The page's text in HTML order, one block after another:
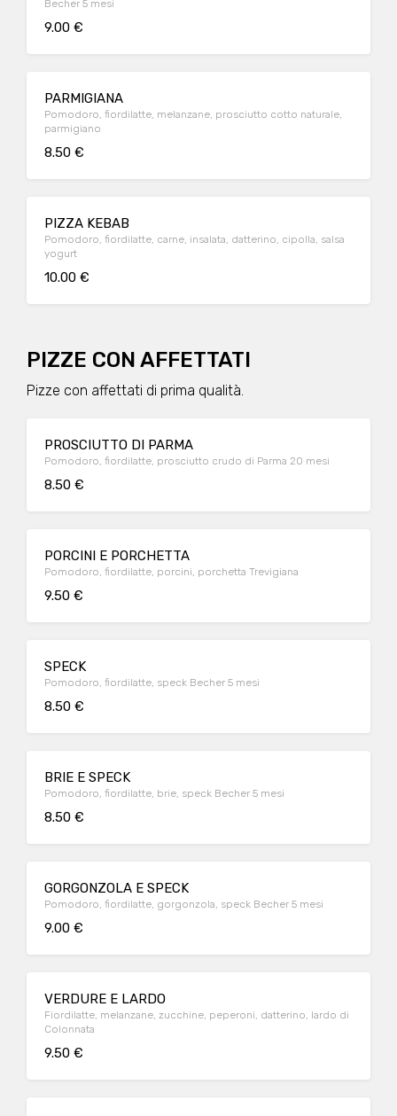
Becher 5 mesi
9.00 €
PARMIGIANA
Pomodoro, fiordilatte, melanzane, prosciutto cotto naturale,
parmigiano
8.50 €
PIZZA KEBAB
Pomodoro, fiordilatte, carne, insalata, datterino, cipolla, salsa
yogurt
10.00 €
PIZZE CON AFFETTATI
Pizze con affettati di prima qualità.
PROSCIUTTO DI PARMA
Pomodoro, fiordilatte, prosciutto crudo di Parma 20 mesi
8.50 €
PORCINI E PORCHETTA
Pomodoro, fiordilatte, porcini, porchetta Trevigiana
9.50 €
SPECK
Pomodoro, fiordilatte, speck Becher 5 mesi
8.50 €
BRIE E SPECK
Pomodoro, fiordilatte, brie, speck Becher 5 mesi
8.50 €
GORGONZOLA E SPECK
Pomodoro, fiordilatte, gorgonzola, speck Becher 5 mesi
9.00 €
VERDURE E LARDO
Fiordilatte, melanzane, zucchine, peperoni, datterino, lardo di
Colonnata
9.50 €